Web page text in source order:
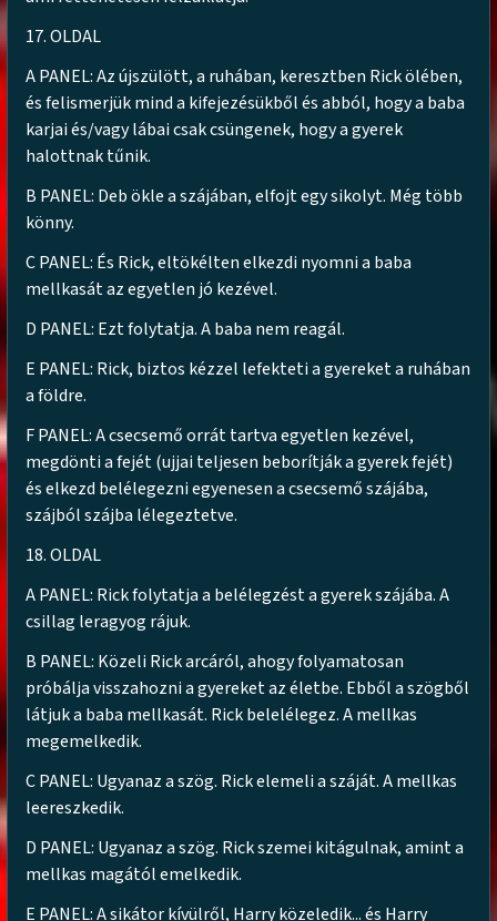
17. OLDAL
A PANEL: Az újszülött, a ruhában, keresztben Rick ölében,
és felismerjük mind a kifejezésükből és abból, hogy a baba
karjai és/vagy lábai csak csüngenek, hogy a gyerek
halottnak tűnik.
B PANEL: Deb ökle a szájában, elfojt egy sikolyt. Még több
könny.
C PANEL: És Rick, eltökélten elkezdi nyomni a baba
mellkasát az egyetlen jó kezével.
D PANEL: Ezt folytatja. A baba nem reagál.
E PANEL: Rick, biztos kézzel lefekteti a gyereket a ruhában
a földre.
F PANEL: A csecsemő orrát tartva egyetlen kezével,
megdönti a fejét (ujjai teljesen beborítják a gyerek fejét)
és elkezd belélegezni egyenesen a csecsemő szájába,
szájból szájba lélegeztetve.
18. OLDAL
A PANEL: Rick folytatja a belélegzést a gyerek szájába. A
csillag leragyog rájuk.
B PANEL: Közeli Rick arcáról, ahogy folyamatosan
próbálja visszahozni a gyereket az életbe. Ebből a szögből
látjuk a baba mellkasát. Rick belelélegez. A mellkas
megemelkedik.
C PANEL: Ugyanaz a szög. Rick elemeli a száját. A mellkas
leereszkedik.
D PANEL: Ugyanaz a szög. Rick szemei kitágulnak, amint a
mellkas magától emelkedik.
E PANEL: A sikátor kívülről, Harry közeledik... és Harry